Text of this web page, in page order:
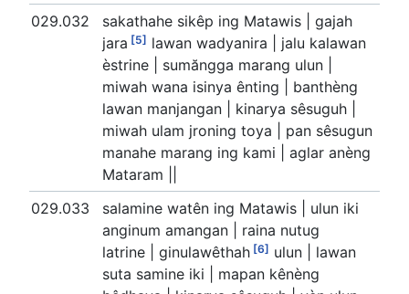
029.032
sakathahe sikêp ing Matawis | gajah
jara [5] lawan wadyanira | jalu kalawan
èstrine | sumăngga marang ulun |
miwah wana isinya ênting | banthèng
lawan manjangan | kinarya sêsuguh |
miwah ulam jroning toya | pan sêsugun
manahe marang ing kami | aglar anèng
Mataram ||
029.033
salamine watên ing Matawis | ulun iki
anginum amangan | raina nutug
latrine | ginulawêthah [6] ulun | lawan
suta samine iki | mapan kênèng